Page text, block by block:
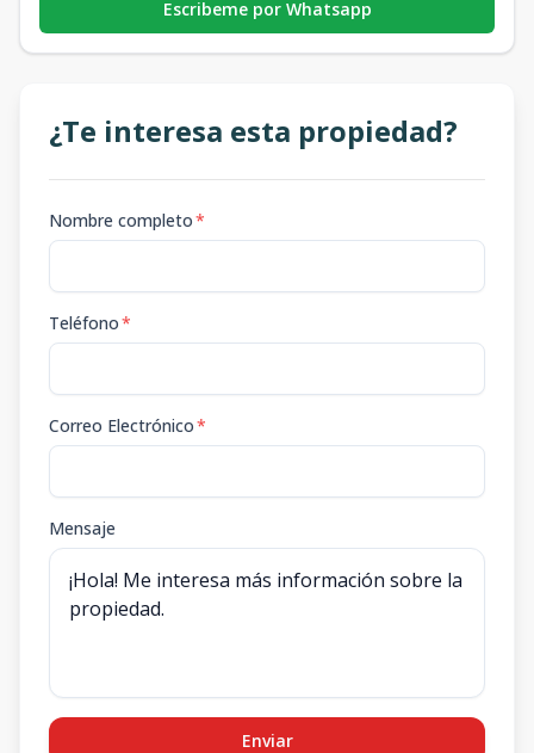
Escribeme por Whatsapp
¿Te interesa esta propiedad?
Nombre completo*
Teléfono*
Correo Electrónico*
Mensaje
Enviar